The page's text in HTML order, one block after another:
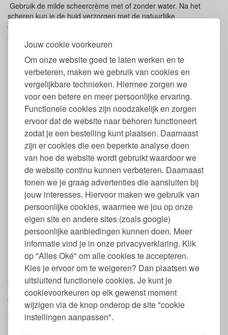
Jouw cookie voorkeuren
Om onze website goed te laten werken en te
verbeteren, maken we gebruik van cookies en
vergelijkbare technieken. Hiermee zorgen we
voor een betere en meer persoonlijke ervaring.
Functionele cookies zijn noodzakelijk en zorgen
ervoor dat de website naar behoren functioneert
zodat je een bestelling kunt plaatsen. Daarnaast
zijn er cookies die een beperkte analyse doen
van hoe de website wordt gebruikt waardoor we
de website continu kunnen verbeteren. Daarnaast
tonen we je graag advertenties die aansluiten bij
jouw interesses. Hiervoor maken we gebruik van
persoonlijke cookies, waarmee we jou op onze
eigen site en andere sites (zoals google)
persoonlijke aanbiedingen kunnen doen. Meer
informatie vind je in onze privacyverklaring. Klik
op "Alles Oké" om alle cookies te accepteren.
Kies je ervoor om te weigeren? Dan plaatsen we
uitsluitend functionele cookies. Je kunt je
cookievoorkeuren op elk gewenst moment
wijzigen via de knop onderop de site "cookie
instellingen aanpassen".
Gebruik de milde scheercrème met of zonder water. Na het
scheren kun je de huid verzorgen met de natuurlijke
gezichtscrème van Kaerel. De crème heeft een subtiele citrus
achtige geur.
Eigenschappen biologische scheercrème
man
Inhoud: 100 ml.
Van 100% natuurlijke ingrediënten
Met zonnebloemolie en toverhazelaarextract
Vrij van parabenen minerale oliën, synthetische geur- en
kleurstoffen, synthetische conserveermiddelen en sodium
laureth sulfaat
Subtiele citrusgeur
Beschermt de huid tijdens het scheren
Kalmerend en verzorgend
Niet schuimend
Te gebruiken voor het scheren met of zonder water
Vegan
Dierproefvrij
Gemaakt in Europa
BDIH Cosmos Natural gecertificeerd
Ingredienten (INCI) natuurlijke
scheercrème bio van Kaerel
Aqua (water), Helianthus Annuus Hybrid Oil* (sunflower), Oleyl
Erucate, Alcohol, Glycerin, Pentylene Glycol, Cetearyl Alcohol,
Glyceryl Stearate Citrate, Polyglyceryl-3 Stearate, Glyceryl
Stearate, Dipotassium Glycyrrhizate, Tocopherol, Hamamelis
Virginia Bark/Leaf Extract (witch hazel), Sodium Phytate,